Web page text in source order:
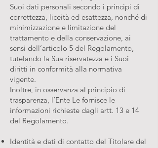
Suoi dati personali secondo i principi di
correttezza, liceità ed esattezza, nonché di
minimizzazione e limitazione del
trattamento e della conservazione, ai
sensi dell’articolo 5 del Regolamento,
tutelando la Sua riservatezza e i Suoi
diritti in conformità alla normativa
vigente.
Inoltre, in osservanza al principio di
trasparenza, l’Ente Le fornisce le
informazioni richieste dagli artt. 13 e 14
del Regolamento.
Identità e dati di contatto del Titolare del